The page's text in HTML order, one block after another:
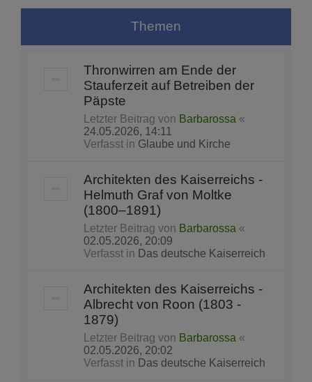
Themen
Thronwirren am Ende der
Stauferzeit auf Betreiben der
Päpste
Letzter Beitrag von Barbarossa «
24.05.2026, 14:11
Verfasst in Glaube und Kirche
Architekten des Kaiserreichs -
Helmuth Graf von Moltke
(1800–1891)
Letzter Beitrag von Barbarossa «
02.05.2026, 20:09
Verfasst in Das deutsche Kaiserreich
Architekten des Kaiserreichs -
Albrecht von Roon (1803 -
1879)
Letzter Beitrag von Barbarossa «
02.05.2026, 20:02
Verfasst in Das deutsche Kaiserreich